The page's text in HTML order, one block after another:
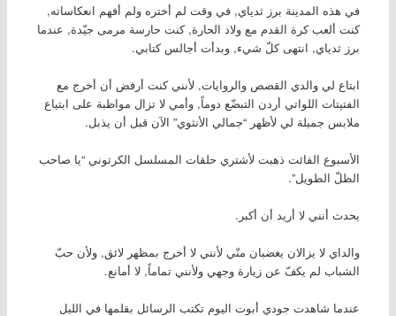
في هذه المدينة برز ثدياي, في وقت لم أختره ولم أفهم انعكاساته,
كنت ألعب كرة القدم مع ولاد الحارة, كنت حارسة مرمى جيّدة, عندما
برز ثدياي, انتهى كلّ شيء, وبدأت أجالس كتابي.
ابتاع لي والدي القصص والروايات, لأنني كنت أرفض أن أخرج مع
الفتيتات اللواتي أردن التبضّع دوماً, وأمي لا تزال مواظبة على ابتياع
ملابس جميلة لي لأظهر “جمالي الأنثوي” الآن قبل أن يذبل.
الأسبوع الفائت ذهبت لأشتري حلقات المسلسل الكرتوني “يا صاحب
الظلّ الطويل”.
يحدث أنني لا أريد أن أكبر.
والداي لا يزالان يغضبان منّي لأنني لا أخرج بمظهر لائق, ولأن حبّ
الشباب لم يكفّ عن زيارة وجهي ولأنني تماماً, لا أمانع.
عندما شاهدت جودي أبوت اليوم تكتب الرسائل بقلمها في الليل